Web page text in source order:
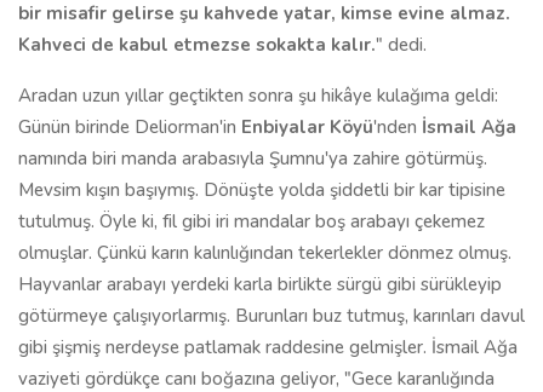
bir misafir gelirse şu kahvede yatar, kimse evine almaz.
Kahveci de kabul etmezse sokakta kalır." dedi.
Aradan uzun yıllar geçtikten sonra şu hikâye kulağıma geldi:
Günün birinde Deliorman'in Enbiyalar Köyü'nden İsmail Ağa
namında biri manda arabasıyla Şumnu'ya zahire götürmüş.
Mevsim kışın başıymış. Dönüşte yolda şiddetli bir kar tipisine
tutulmuş. Öyle ki, fil gibi iri mandalar boş arabayı çekemez
olmuşlar. Çünkü karın kalınlığından tekerlekler dönmez olmuş.
Hayvanlar arabayı yerdeki karla birlikte sürgü gibi sürükleyip
götürmeye çalışıyorlarmış. Burunları buz tutmuş, karınları davul
gibi şişmiş nerdeyse patlamak raddesine gelmişler. İsmail Ağa
vaziyeti gördükçe canı boğazına geliyor, "Gece karanlığında